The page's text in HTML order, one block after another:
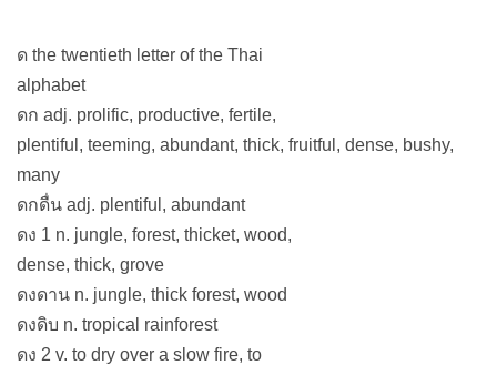
ด the twentieth letter of the Thai
alphabet
ดก adj. prolific, productive, fertile,
plentiful, teeming, abundant, thick, fruitful, dense, bushy,
many
ดกดื่น adj. plentiful, abundant
ดง 1 n. jungle, forest, thicket, wood,
dense, thick, grove
ดงดาน n. jungle, thick forest, wood
ดงดิบ n. tropical rainforest
ดง 2 v. to dry over a slow fire, to